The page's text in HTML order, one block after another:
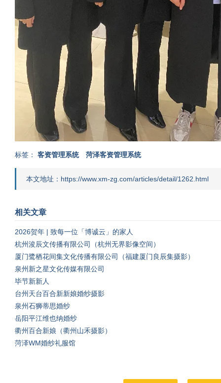
标签： 客资管理系统 菏泽客资管理系统
本文地址：https://www.xm-zg.com/articles/detail/1262.html
相关文章
2026贺年 | 致每一位「博诚云」的家人
杭州浚辰文传播有限公司（杭州无界影像空间）
厦门鹭栖花间集文化传播有限公司（福建厦门良辰集摄影）
泉州新之星文化传媒有限公司
毕节新新人
台州天台百合新新娘婚纱摄影
泉州石狮蒂思婚纱
岳阳平江维也纳婚纱
衢州百合新娘（衢州山禾摄影）
菏泽WM婚纱礼服馆